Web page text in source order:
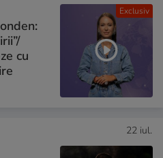
Exclusiv
cu
22 iul.